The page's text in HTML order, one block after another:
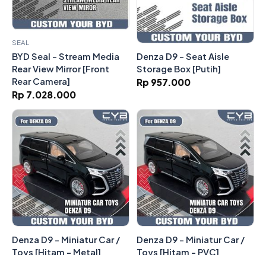
SEAL
BYD Seal - Stream Media
Rear View Mirror [Front
Rear Camera]
Rp 7.028.000
Denza D9 - Seat Aisle
Storage Box [Putih]
Rp 957.000
Denza D9 - Miniatur Car /
Toys [Hitam - Metal]
Denza D9 - Miniatur Car /
Toys [Hitam - PVC]